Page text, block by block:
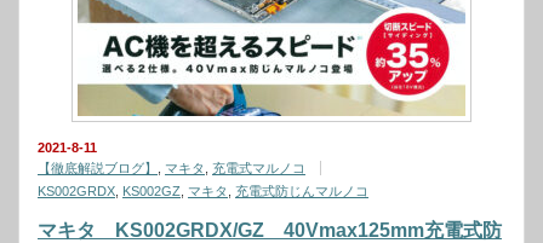
2021-8-11
【徹底解説ブログ】
マキタ
充電式マルノコ
KS002GRDX KS002GZ マキタ 充電式防じんマルノコ
マキタ KS002GRDX/GZ 40Vmax125mm充電式防